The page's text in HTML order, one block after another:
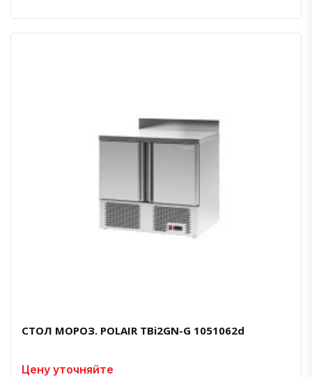
СТОЛ МОРОЗ. POLAIR TBi2GN-G 1051062d
Цену уточняйте